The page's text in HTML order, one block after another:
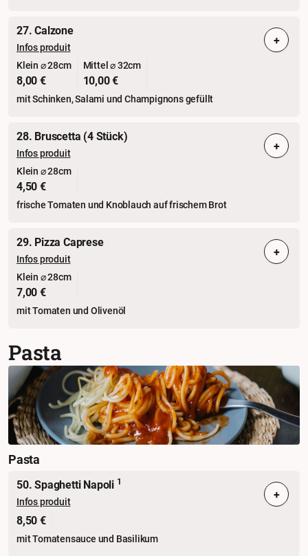
27. Calzone
Infos produit
Klein ⌀ 28cm
8,00 €
Mittel ⌀ 32cm
10,00 €
mit Schinken, Salami und Champignons gefüllt
+
28. Bruscetta (4 Stück)
Infos produit
Klein ⌀ 28cm
4,50 €
frische Tomaten und Knoblauch auf frischem Brot
+
29. Pizza Caprese
Infos produit
Klein ⌀ 28cm
7,00 €
mit Tomaten und Olivenöl
+
Pasta
Pasta
50. Spaghetti Napoli 1
Infos produit
8,50 €
mit Tomatensauce und Basilikum
+